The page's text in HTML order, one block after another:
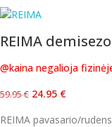
REIMA
@kaina negalioja
59.95€ 24.95 €
REIMA pavasario/